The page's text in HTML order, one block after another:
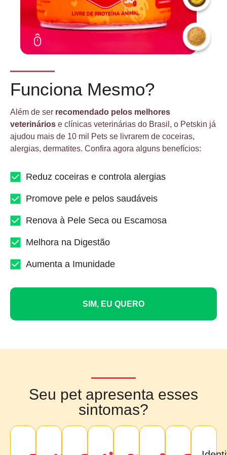
Funciona Mesmo?
Além de ser recomendado pelos melhores
veterinários e clínicas veterinárias do Brasil, o Petskin já
ajudou mais de 10 mil Pets se livrarem de coceiras,
alergias, dermatites. Confira agora alguns benefícios:
Reduz coceiras e controla alergias
Promove pele e pelos saudáveis
Renova à Pele Seca ou Escamosa
Melhora na Digestão
Aumenta a Imunidade
SIM, EU QUERO
Seu pet apresenta esses
sintomas?